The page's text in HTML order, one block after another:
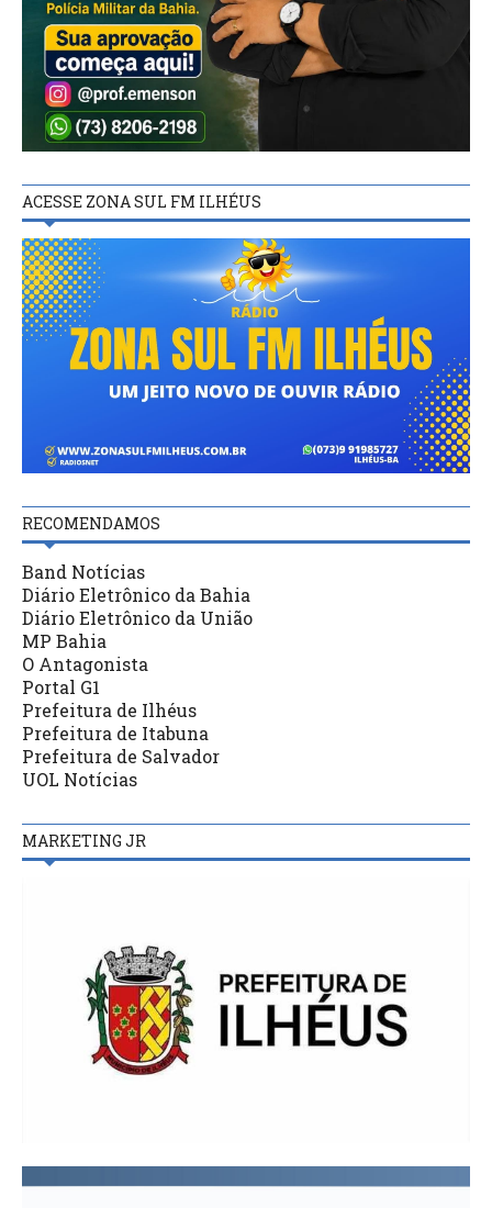
ACESSE ZONA SUL FM ILHÉUS
RECOMENDAMOS
Band Notícias
Diário Eletrônico da Bahia
Diário Eletrônico da União
MP Bahia
O Antagonista
Portal G1
Prefeitura de Ilhéus
Prefeitura de Itabuna
Prefeitura de Salvador
UOL Notícias
MARKETING JR